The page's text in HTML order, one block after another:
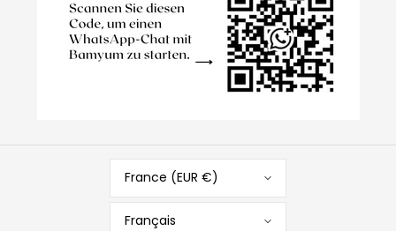
France (EUR €)
Français